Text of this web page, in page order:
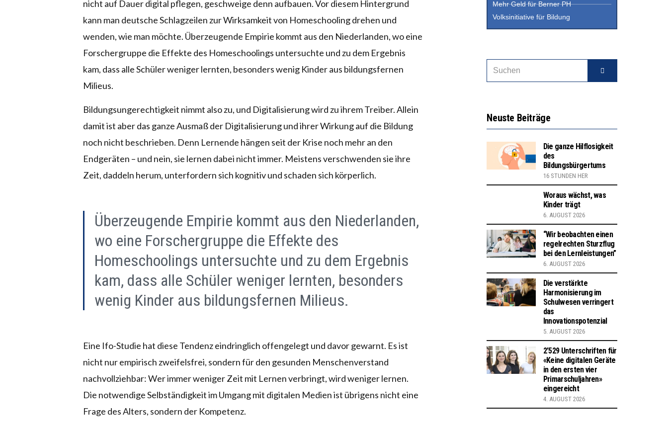
nicht auf Dauer digital pflegen, geschweige denn aufbauen. Vor diesem Hintergrund
kann man deutsche Schlagzeilen zur Wirksamkeit von Homeschooling drehen und
wenden, wie man möchte. Überzeugende Empirie kommt aus den Niederlanden, wo eine
Forschergruppe die Effekte des Homeschoolings untersuchte und zu dem Ergebnis
kam, dass alle Schüler weniger lernten, besonders wenig Kinder aus bildungsfernen
Milieus.
Bildungsungerechtigkeit nimmt also zu, und Digitalisierung wird zu ihrem Treiber. Allein
damit ist aber das ganze Ausmaß der Digitalisierung und ihrer Wirkung auf die Bildung
noch nicht beschrieben. Denn Lernende hängen seit der Krise noch mehr an den
Endgeräten – und nein, sie lernen dabei nicht immer. Meistens verschwenden sie ihre
Zeit, daddeln herum, unterfordern sich kognitiv und schaden sich körperlich.
Überzeugende Empirie kommt aus den Niederlanden,
wo eine Forschergruppe die Effekte des
Homeschoolings untersuchte und zu dem Ergebnis
kam, dass alle Schüler weniger lernten, besonders
wenig Kinder aus bildungsfernen Milieus.
Eine Ifo-Studie hat diese Tendenz eindringlich offengelegt und davor gewarnt. Es ist
nicht nur empirisch zweifelsfrei, sondern für den gesunden Menschenverstand
nachvollziehbar: Wer immer weniger Zeit mit Lernen verbringt, wird weniger lernen.
Die notwendige Selbständigkeit im Umgang mit digitalen Medien ist übrigens nicht eine
Frage des Alters, sondern der Kompetenz.
Mehr Geld für Berner PH
Volksinitiative für Bildung
Neuste Beiträge
Die ganze Hilflosigkeit
des
Bildungsbürgertums
16 STUNDEN HER
Woraus wächst, was
Kinder trägt
6. AUGUST 2026
“Wir beobachten einen
regelrechten Sturzflug
bei den Lernleistungen”
6. AUGUST 2026
Die verstärkte
Harmonisierung im
Schulwesen verringert
das
Innovationspotenzial
5. AUGUST 2026
2’529 Unterschriften für
«Keine digitalen Geräte
in den ersten vier
Primarschuljahren»
eingereicht
4. AUGUST 2026